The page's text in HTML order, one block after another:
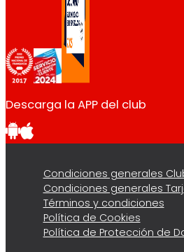
Descarga la APP del club
Condiciones generales
Condiciones generales
Términos y condiciones
Política de Cookies
Política de Protección de